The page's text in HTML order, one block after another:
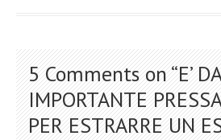
5 Comments on “E’
IMPORTANTE
PER ESTRARRE UN